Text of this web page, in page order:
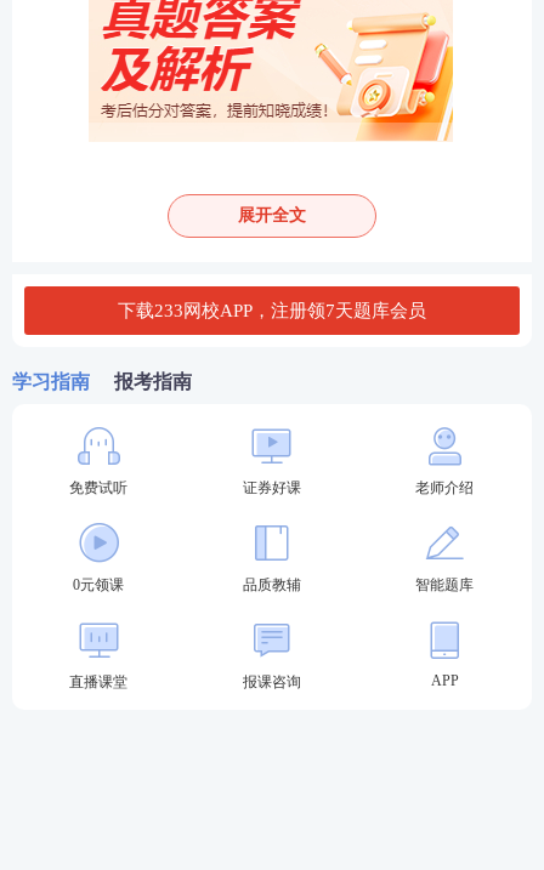
二、证券从业考试2024真题考后如何进行估分？
第一步：微信扫描二维码，授权登录；
三、证券从业考试2024真题考后交流
展开全文
下载233网校APP，注册领7天题库会员
学习指南 报考指南
免费试听 证券好课 老师介绍
0元领课 品质教辅 智能题库
直播课堂 报课咨询 APP